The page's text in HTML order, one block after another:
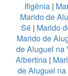
Ifigênia |
Marido de
Sé | Marido
Marido de
de Aluguel na
Albertina|
de Aluguel